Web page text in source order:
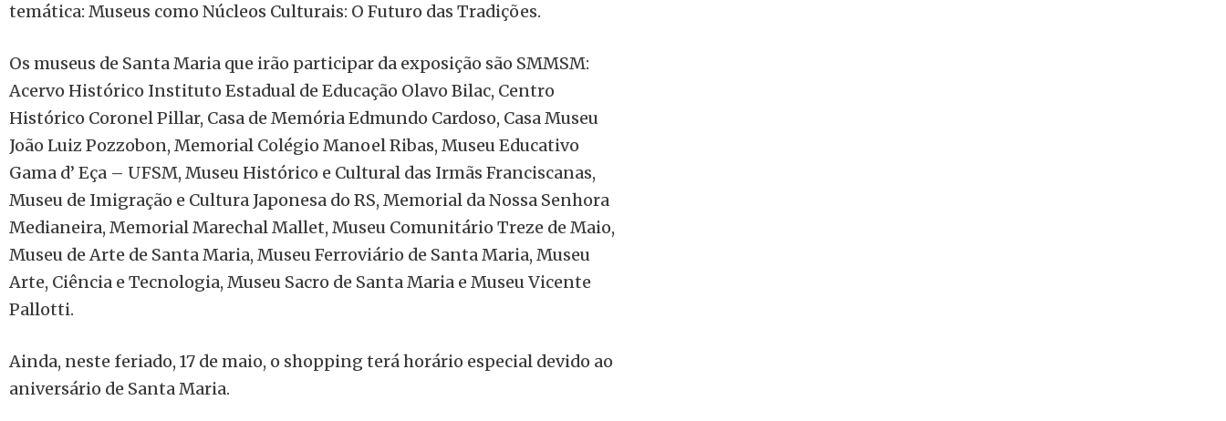
temática: Museus como Núcleos Culturais: O Futuro das Tradições.
Os museus de Santa Maria que irão participar da exposição são SMMSM:
Acervo Histórico Instituto Estadual de Educação Olavo Bilac, Centro
Histórico Coronel Pillar, Casa de Memória Edmundo Cardoso, Casa Museu
João Luiz Pozzobon, Memorial Colégio Manoel Ribas, Museu Educativo
Gama d’ Eça – UFSM, Museu Histórico e Cultural das Irmãs Franciscanas,
Museu de Imigração e Cultura Japonesa do RS, Memorial da Nossa Senhora
Medianeira, Memorial Marechal Mallet, Museu Comunitário Treze de Maio,
Museu de Arte de Santa Maria, Museu Ferroviário de Santa Maria, Museu
Arte, Ciência e Tecnologia, Museu Sacro de Santa Maria e Museu Vicente
Pallotti.
Ainda, neste feriado, 17 de maio, o shopping terá horário especial devido ao
aniversário de Santa Maria.